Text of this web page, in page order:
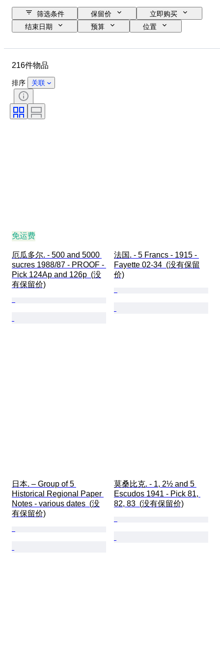
筛选条件 保留价
立即购买
结束日期
预算
位置
时代
216件物品
排序 关联
免运费
厄瓜多尔. - 500 and 5000
sucres 1988/87 - PROOF -
Pick 124Ap and 126p  (没
有保留价)
法国. - 5 Francs - 1915 -
Fayette 02-34  (没有保留
价)
日本. – Group of 5
Historical Regional Paper
Notes - various dates  (没
有保留价)
莫桑比克. - 1, 2½ and 5
Escudos 1941 - Pick 81,
82, 83  (没有保留价)